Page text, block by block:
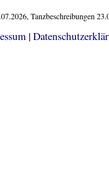
Tanzbeschreibungen
|